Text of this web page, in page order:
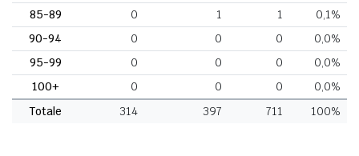
85-89
0 1 1
0,1%
90-94
0 0 0
0,0%
95-99
0 0 0
0,0%
100+
0 0 0
0,0%
Totale
314 397 711 100%